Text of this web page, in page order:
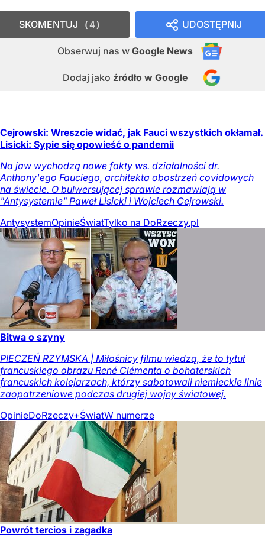
UDOSTĘPNIJ
Obserwuj nas w Google News
Dodaj jako źródło w Google
SKOMENTUJ 4
Cejrowski: Wreszcie widać, jak Fauci wszystkich okłamał.
Lisicki: Sypie się opowieść o pandemii
Na jaw wychodzą nowe fakty ws. działalności dr.
Anthony'ego Fauciego, architekta obostrzeń covidowych
na świecie. O bulwersującej sprawie rozmawiają w
"Antysystemie" Paweł Lisicki i Wojciech Cejrowski.
AntysystemOpinieŚwiatTylko na DoRzeczy.pl
Bitwa o szyny
PIECZEŃ RZYMSKA | Miłośnicy filmu wiedzą, że to tytuł
francuskiego obrazu René Clémenta o bohaterskich
francuskich kolejarzach, którzy sabotowali niemieckie linie
zaopatrzeniowe podczas drugiej wojny światowej.
OpinieDoRzeczy+ŚwiatW numerze
Powrót tercios i zagadka